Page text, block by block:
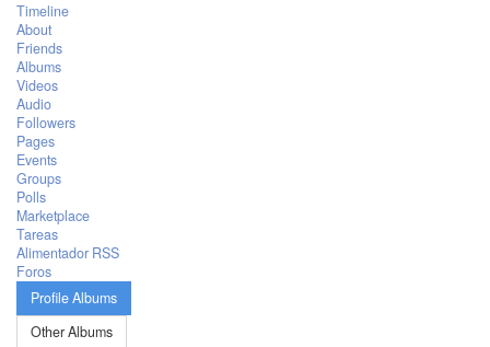
Timeline
About
Friends
Albums
Videos
Audio
Followers
Pages
Events
Groups
Polls
Marketplace
Tareas
Alimentador RSS
Foros
Profile Albums
Other Albums